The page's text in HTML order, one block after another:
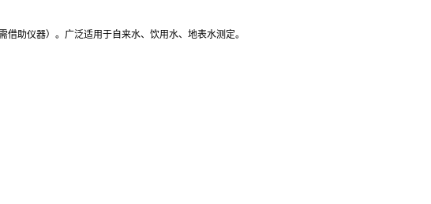
借助仪器）。 广泛适用于自来水、饮用水、地表水测定。